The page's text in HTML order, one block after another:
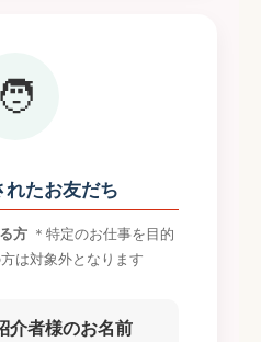
🧑
れたお友だち
方 ＊特定のお仕事を目的
は対象外となります
介者様のお名前